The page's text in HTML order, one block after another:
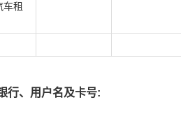
车租
行、用户名及卡号: